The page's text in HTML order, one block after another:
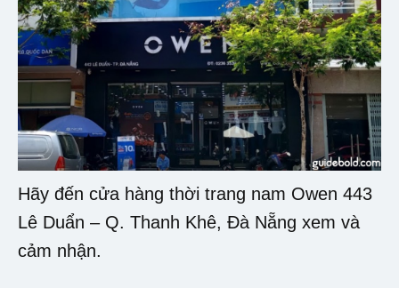
Hãy đến cửa hàng thời trang nam Owen 443
Lê Duẩn – Q. Thanh Khê, Đà Nẵng xem và
cảm nhận.